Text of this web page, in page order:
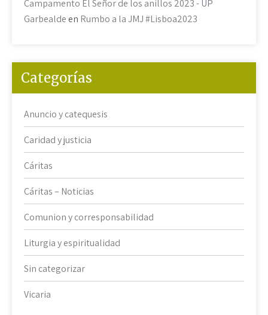
Campamento El Señor de los anillos 2023 - UP
Garbealdeen Rumbo a la JMJ #Lisboa2023
Categorías
Anuncio y catequesis
Caridad y justicia
Cáritas
Cáritas – Noticias
Comunion y corresponsabilidad
Liturgia y espiritualidad
Sin categorizar
Vicaria